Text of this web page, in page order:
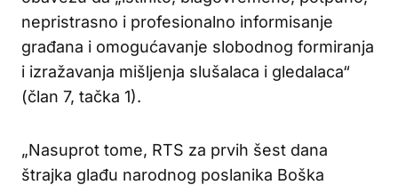
nepristrasno i profesionalno informisanje
građana i omogućavanje slobodnog formiranja
i izražavanja mišljenja slušalaca i gledalaca“
(član 7, tačka 1).
„Nasuprot tome, RTS za prvih šest dana
štrajka glađu narodnog poslanika Boška